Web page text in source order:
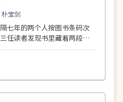
宝剑
七年的两个人按图书条码次
任读者发现书里藏着两段告
110分钟